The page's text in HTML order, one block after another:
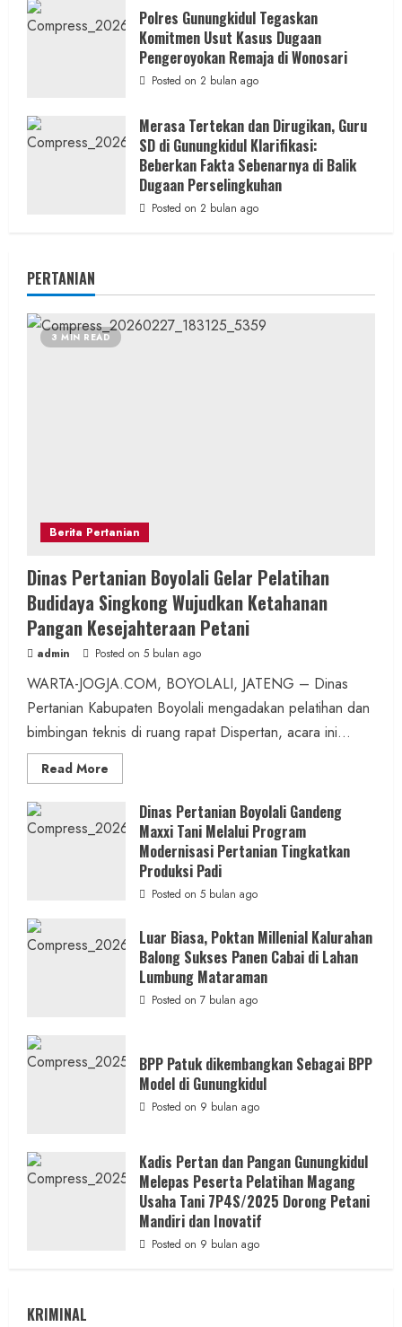
Polres Gunungkidul Tegaskan
Komitmen Usut Kasus Dugaan
Pengeroyokan Remaja di Wonosari
Posted on 2 bulan ago
Merasa Tertekan dan Dirugikan, Guru
SD di Gunungkidul Klarifikasi:
Beberkan Fakta Sebenarnya di Balik
Dugaan Perselingkuhan
Posted on 2 bulan ago
PERTANIAN
3 MIN READ
Berita Pertanian
Dinas Pertanian Boyolali Gelar Pelatihan
Budidaya Singkong Wujudkan Ketahanan
Pangan Kesejahteraan Petani
admin Posted on 5 bulan ago
WARTA-JOGJA.COM, BOYOLALI, JATENG – Dinas
Pertanian Kabupaten Boyolali mengadakan pelatihan dan
bimbingan teknis di ruang rapat Dispertan, acara ini...
Read More
more
Dinas
Pertanian
Boyolali
Gelar
Pelatihan
Budidaya
Singkong
Wujudkan
Kesejahteraan
Petani
Dinas Pertanian Boyolali Gandeng
Maxxi Tani Melalui Program
Modernisasi Pertanian Tingkatkan
Produksi Padi
Posted on 5 bulan ago
Luar Biasa, Poktan Millenial Kalurahan
Balong Sukses Panen Cabai di Lahan
Lumbung Mataraman
Posted on 7 bulan ago
BPP Patuk dikembangkan Sebagai BPP
Model di Gunungkidul
Posted on 9 bulan ago
Kadis Pertan dan Pangan Gunungkidul
Melepas Peserta Pelatihan Magang
Usaha Tani 7P4S/2025 Dorong Petani
Mandiri dan Inovatif
Posted on 9 bulan ago
KRIMINAL